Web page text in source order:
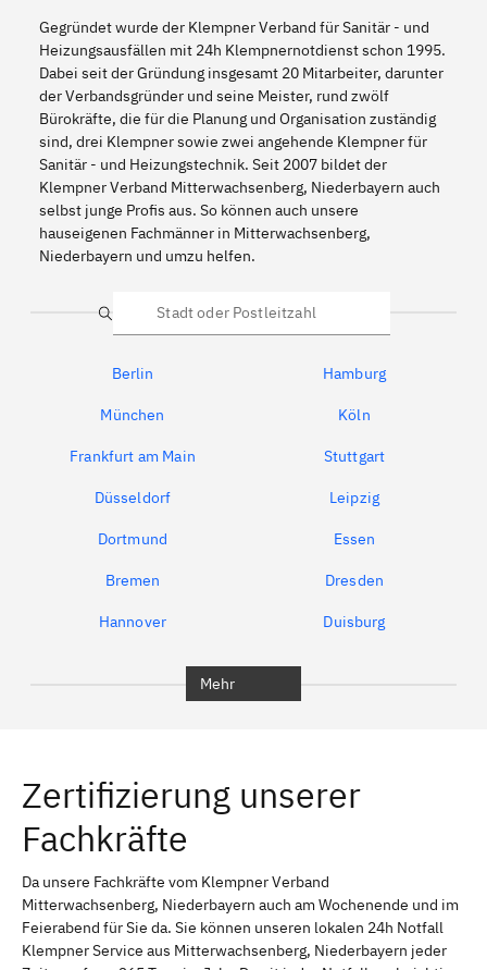
Gegründet wurde der Klempner Verband für Sanitär - und
Heizungsausfällen mit 24h Klempnernotdienst schon 1995.
Dabei seit der Gründung insgesamt 20 Mitarbeiter, darunter
der Verbandsgründer und seine Meister, rund zwölf
Bürokräfte, die für die Planung und Organisation zuständig
sind, drei Klempner sowie zwei angehende Klempner für
Sanitär - und Heizungstechnik. Seit 2007 bildet der
Klempner Verband Mitterwachsenberg, Niederbayern auch
selbst junge Profis aus. So können auch unsere
hauseigenen Fachmänner in Mitterwachsenberg,
Niederbayern und umzu helfen.
Suche
Berlin Hamburg
München Köln
Frankfurt am Main Stuttgart
Düsseldorf Leipzig
Dortmund Essen
Bremen Dresden
Hannover Duisburg
Erlangen Bamberg
Bayreuth
Schweinfurt Passau
Freising Rudelsdorf, Mittelfranken
Mehr
Zertifizierung unserer
Fachkräfte
Da unsere Fachkräfte vom Klempner Verband
Mitterwachsenberg, Niederbayern auch am Wochenende und im
Feierabend für Sie da. Sie können unseren lokalen 24h Notfall
Klempner Service aus Mitterwachsenberg, Niederbayern jeder